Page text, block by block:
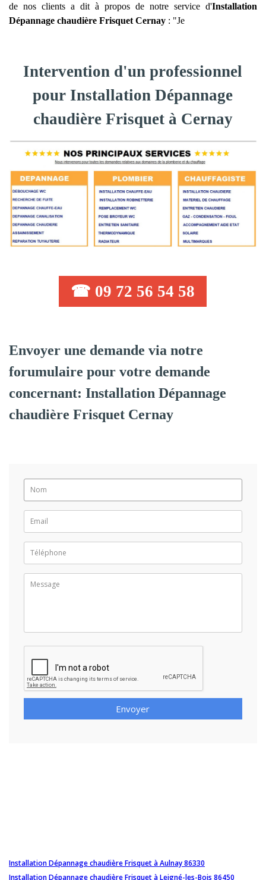
de nos clients a dit à propos de notre service d'Installation
Dépannage chaudière Frisquet Cernay : "Je
Intervention d'un professionnel
pour Installation Dépannage
chaudière Frisquet à Cernay
☎ 09 72 56 54 58
Envoyer une demande via notre
forumulaire pour votre demande
concernant: Installation Dépannage
chaudière Frisquet Cernay
Envoyer
Installation Dépannage chaudière Frisquet à Aulnay 86330
Installation Dépannage chaudière Frisquet à Leigné-les-Bois 86450